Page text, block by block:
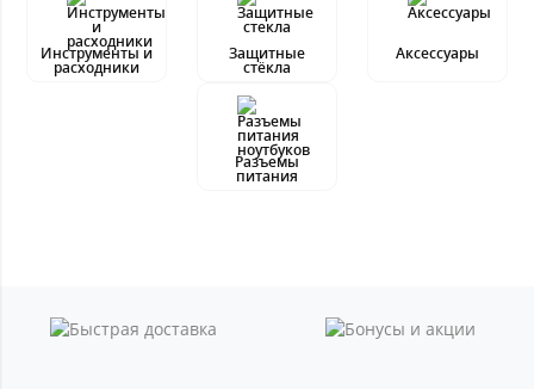
Инструменты и
расходники
Защитные
стёкла
Аксессуары
Разъемы
питания